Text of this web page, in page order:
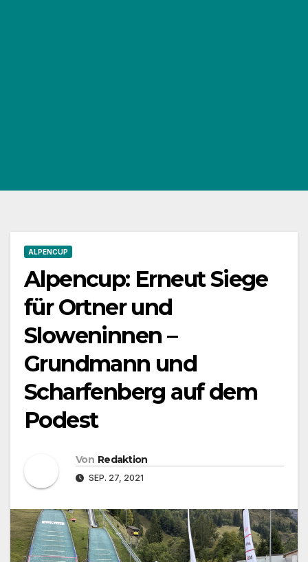
ALPENCUP
Alpencup: Erneut Siege
für Ortner und
Sloweninnen –
Grundmann und
Scharfenberg auf dem
Podest
Von Redaktion
SEP. 27, 2021